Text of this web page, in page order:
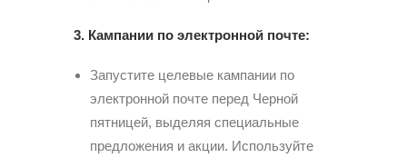
3. Кампании по электронной почте:
Запустите целевые кампании по
электронной почте перед Черной
пятницей, выделяя специальные
предложения и акции. Используйте